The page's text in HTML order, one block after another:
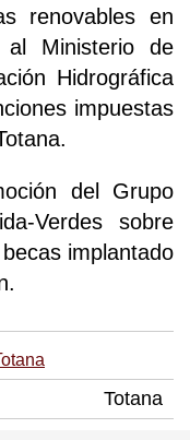
renovables en
Ministerio de
Hidrográfica
impuestas
del Grupo
Verdes sobre
implantado
Totana